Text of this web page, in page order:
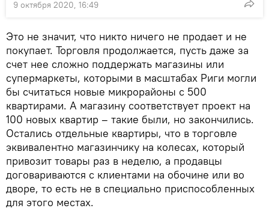
9 октября 2020, 16:49
Это не значит, что никто ничего не продает и не
покупает. Торговля продолжается, пусть даже за
счет нее сложно поддержать магазины или
супермаркеты, которыми в масштабах Риги могли
бы считаться новые микрорайоны с 500
квартирами. А магазину соответствует проект на
100 новых квартир – такие были, но закончились.
Остались отдельные квартиры, что в торговле
эквивалентно магазинчику на колесах, который
привозит товары раз в неделю, а продавцы
договариваются с клиентами на обочине или во
дворе, то есть не в специально приспособленных
для этого местах.